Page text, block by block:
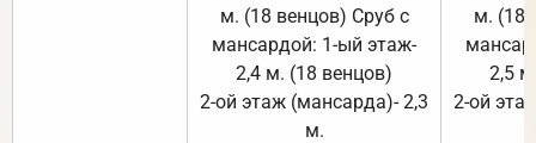
м. (18 венцов) Сруб с
мансардой: 1-ый этаж-
2,4 м. (18 венцов)
2-ой этаж (мансарда)- 2,3
м.
м. (18
2,5
2-ой